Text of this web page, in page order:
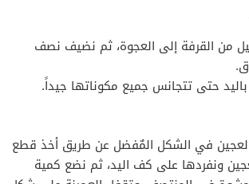
من القرفة إلى العجوة، ثم نضيف نصف
حتى تتجانس جميع مكوناتها جيداً.
العجين في الشكل المٌفضل عن طريق أخذ قطع
ونفردها على كف اليد، ثم نضع كمية